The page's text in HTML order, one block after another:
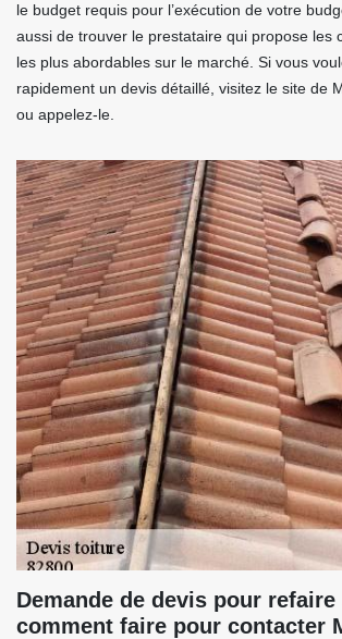
le budget requis pour l’exécution de votre
aussi de trouver le prestataire qui propose les
les plus abordables sur le marché. Si vous
rapidement un devis détaillé, visitez le site de
ou appelez-le.
Demande de devis pour
comment faire pour contacter